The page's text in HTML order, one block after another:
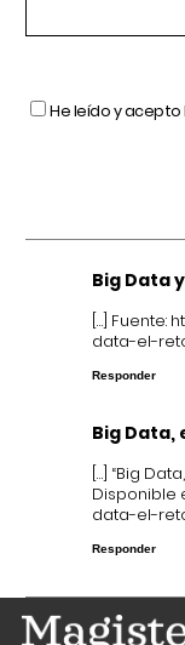
He leído y acepto
Big Data
[…] Fuente:
data-el-
Responder
Big Data,
[…] “Big
Disponible
data-el-
Responder